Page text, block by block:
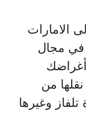
الامارات
في مجال
من
وغيرها